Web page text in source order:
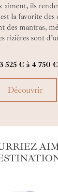
aiment, ils
la favorite
des mantras,
rizières sont
vous allez le
face à la beauté
de ce circuit
525 € à 4 750
Découvrir